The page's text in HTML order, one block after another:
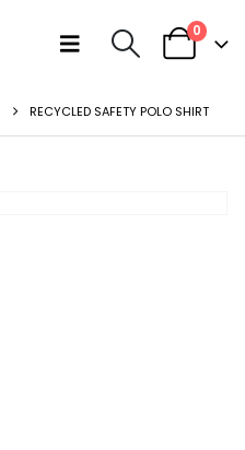
0
RECYCLED SAFETY POLO SHIRT